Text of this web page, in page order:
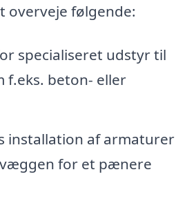
overveje følgende:
specialiseret udstyr til
f.eks. beton- eller
installation af armaturer
for et pænere